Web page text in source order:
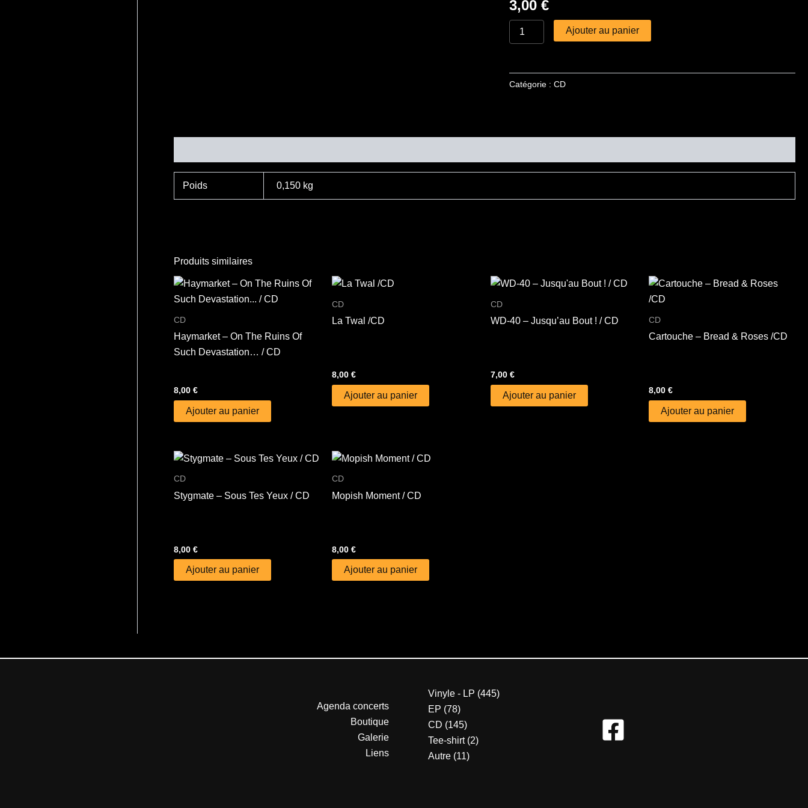
3,00€
Ajouter au panier
Catégorie :CD
Poids 0,150 kg
Produits similaires
CD
Haymarket – On The Ruins Of
Such Devastation… / CD
8,00 €
Ajouter au panier
CD
La Twal /CD
8,00€
Ajouter au panier
CD
WD-40 – Jusqu’au Bout ! / CD
7,00 €
Ajouter au panier
CD
Cartouche – Bread & Roses /CD
8,00€
Ajouter au panier
CD
Stygmate – Sous Tes Yeux / CD
8,00 €
Ajouter au panier
CD
Mopish Moment / CD
8,00€
Ajouter au panier
Agenda concerts
Boutique
Galerie
Liens
Vinyle - LP 445
EP 78
CD 145
Tee-shirt 2
Autre 11